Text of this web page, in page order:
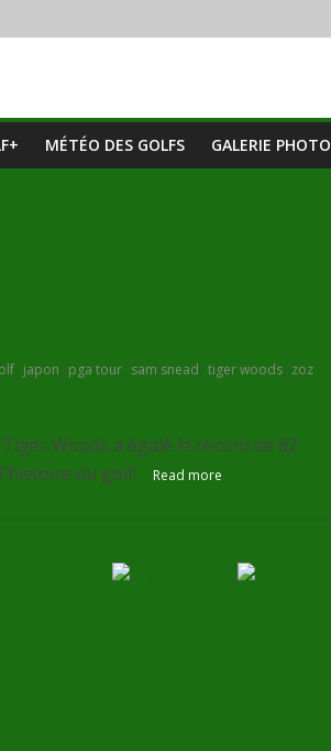
MÉTÉO DES GOLFS GALERIE PHOTO
, japon, pga tour, sam snead, tiger woods, zoz
Woods a égalé le record de 82
du golf.
Read more